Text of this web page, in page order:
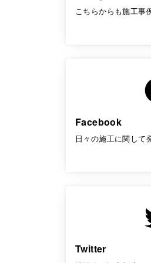
こちらからも施工事
Facebook
日々の施工に関して
Twitter